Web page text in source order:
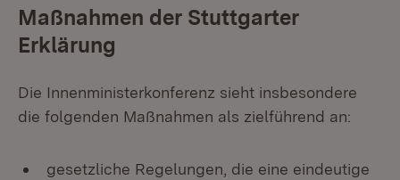
Maßnahmen der Stuttgarter
Erklärung
Die Innenministerkonferenz sieht insbesondere
die folgenden Maßnahmen als zielführend an:
gesetzliche Regelungen, die eine eindeutige